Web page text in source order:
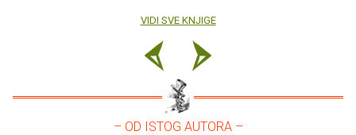
VIDI SVE KNJIGE
– OD ISTOG AUTORA –